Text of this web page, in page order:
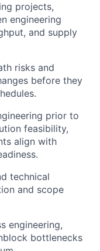
projects,
engineering
and supply
risks and
before they
prior to
feasibility,
align with
technical
and scope
engineering,
bottlenecks